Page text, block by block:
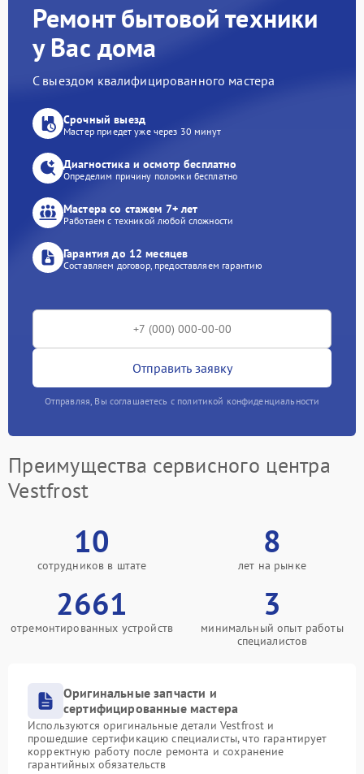
Ремонт бытовой техники
у Вас дома
С выездом квалифицированного мастера
Срочный выезд
Мастер приедет уже через 30 минут
Диагностика и осмотр бесплатно
Определим причину поломки бесплатно
Мастера со стажем 7+ лет
Работаем с техникой любой сложности
Гарантия до 12 месяцев
Составляем договор, предоставляем гарантию
Отправить заявку
Отправляя, Вы соглашаетесь с политикой конфиденциальности
Преимущества сервисного центра
Vestfrost
10
сотрудников в штате
8
лет на рынке
2661
отремонтированных устройств
3
минимальный опыт работы
специалистов
Оригинальные запчасти и
сертифицированные мастера
Используются оригинальные детали Vestfrost и
прошедшие сертификацию специалисты, что гарантирует
корректную работу после ремонта и сохранение
гарантийных обязательств